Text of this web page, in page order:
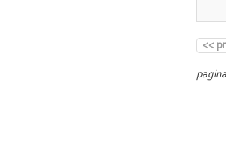
<<